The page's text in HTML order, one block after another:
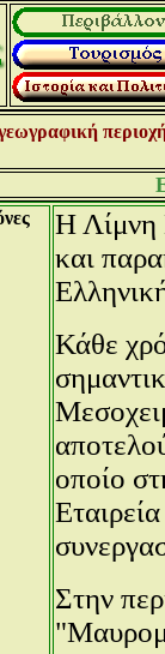
Η Λίμνη
και
Κάθε
οποίο
Στην